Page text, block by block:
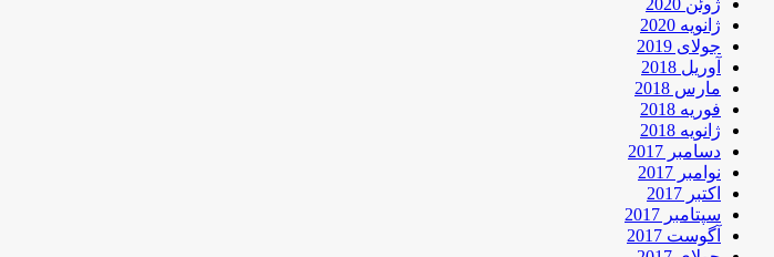
ژانویه 2020
جولای 2019
آوریل 2018
مارس 2018
فوریه 2018
ژانویه 2018
دسامبر 2017
نوامبر 2017
اکتبر 2017
سپتامبر 2017
آگوست 2017